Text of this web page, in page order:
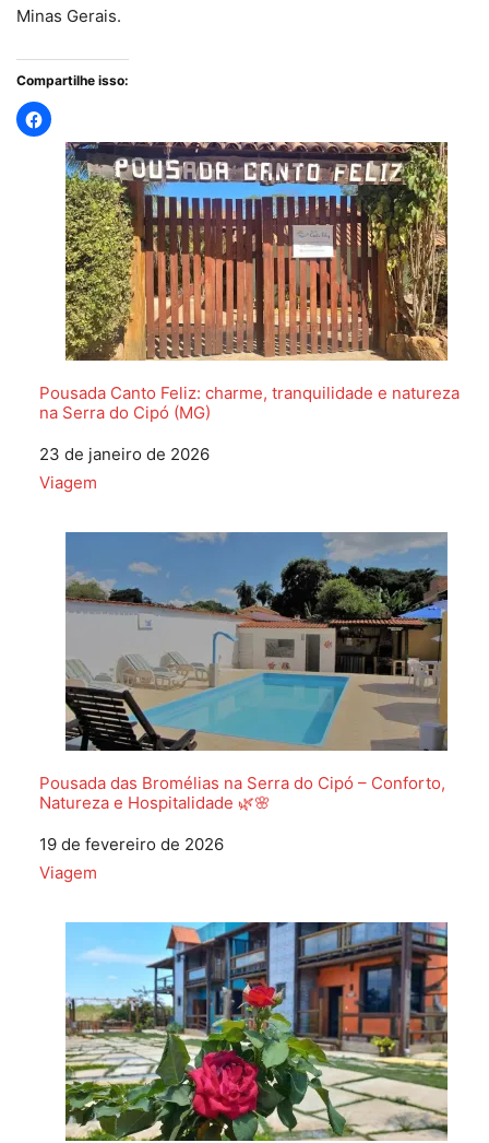
Minas Gerais.
Compartilhe isso:
Pousada Canto Feliz: charme, tranquilidade e natureza
na Serra do Cipó (MG)
Data
23 de janeiro de 2026
Em relação a
Viagem
Pousada das Bromélias na Serra do Cipó – Conforto,
Natureza e Hospitalidade 🌿🌸
Data
19 de fevereiro de 2026
Em relação a
Viagem